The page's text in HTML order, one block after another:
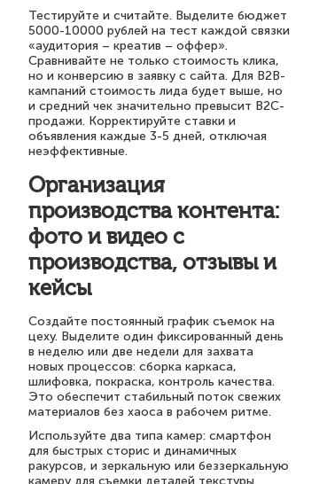
Тестируйте и считайте. Выделите бюджет
5000-10000 рублей на тест каждой связки
«аудитория – креатив – оффер».
Сравнивайте не только стоимость клика,
но и конверсию в заявку с сайта. Для B2B-
кампаний стоимость лида будет выше, но
и средний чек значительно превысит B2C-
продажи. Корректируйте ставки и
объявления каждые 3-5 дней, отключая
неэффективные.
Организация
производства контента:
фото и видео с
производства, отзывы и
кейсы
Создайте постоянный график съемок на
цеху. Выделите один фиксированный день
в неделю или две недели для захвата
новых процессов: сборка каркаса,
шлифовка, покраска, контроль качества.
Это обеспечит стабильный поток свежих
материалов без хаоса в рабочем ритме.
Используйте два типа камер: смартфон
для быстрых сторис и динамичных
ракурсов, и зеркальную или беззеркальную
камеру для съемки деталей текстуры